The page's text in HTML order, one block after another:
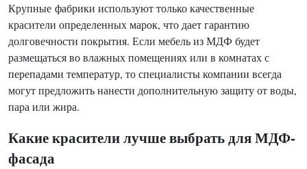
Крупные фабрики используют только качественные
красители определенных марок, что дает гарантию
долговечности покрытия. Если мебель из МДФ будет
размещаться во влажных помещениях или в комнатах с
перепадами температур, то специалисты компании всегда
могут предложить нанести дополнительную защиту от воды,
пара или жира.
Какие красители лучше выбрать для МДФ-
фасада